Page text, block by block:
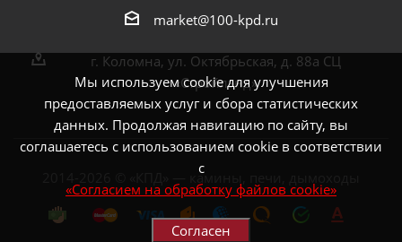
Мы используем cookie для улучшения
предоставляемых услуг и сбора статистических
данных. Продолжая навигацию по сайту, вы
соглашаетесь с использованием cookie в соответствии
с
«Согласием на обработку файлов cookie»
Согласен
market@100-kpd.ru
г. Коломна, ул. Октябрьская, д. 88а СЦ
«Стройлэнд»
2014-2026 © «КПД» — камины, печи, дымоходы